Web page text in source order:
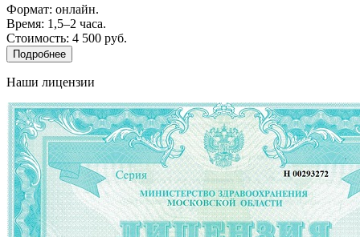
Формат: онлайн.
Время: 1,5–2 часа.
Стоимость: 4 500 руб.
Подробнее
Наши лицензии